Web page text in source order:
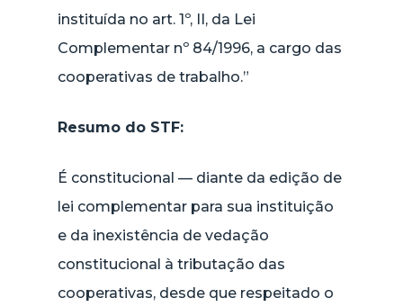
instituída no art. 1º, II, da Lei
Complementar nº 84/1996, a cargo das
cooperativas de trabalho.”
Resumo do STF:
É constitucional — diante da edição de
lei complementar para sua instituição
e da inexistência de vedação
constitucional à tributação das
cooperativas, desde que respeitado o